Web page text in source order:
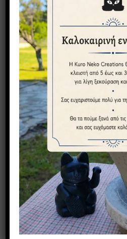
Easter Specials – Λαμπάδα
15,00€